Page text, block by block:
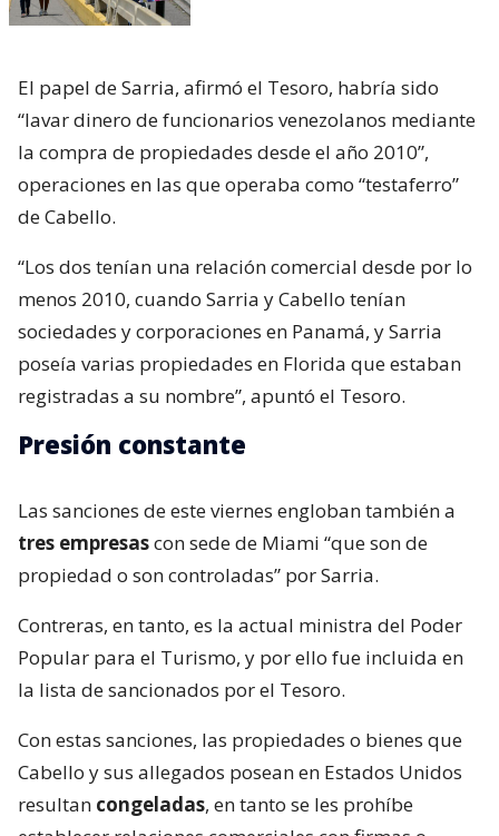
El papel de Sarria, afirmó el Tesoro, habría sido
“lavar dinero de funcionarios venezolanos mediante
la compra de propiedades desde el año 2010”,
operaciones en las que operaba como “testaferro”
de Cabello.
“Los dos tenían una relación comercial desde por lo
menos 2010, cuando Sarria y Cabello tenían
sociedades y corporaciones en Panamá, y Sarria
poseía varias propiedades en Florida que estaban
registradas a su nombre”, apuntó el Tesoro.
Presión constante
Las sanciones de este viernes engloban también a
tres empresascon sede de Miami “que son de
propiedad o son controladas” por Sarria.
Contreras, en tanto, es la actual ministra del Poder
Popular para el Turismo, y por ello fue incluida en
la lista de sancionados por el Tesoro.
Con estas sanciones, las propiedades o bienes que
Cabello y sus allegados posean en Estados Unidos
resultan congeladas, en tanto se les prohíbe